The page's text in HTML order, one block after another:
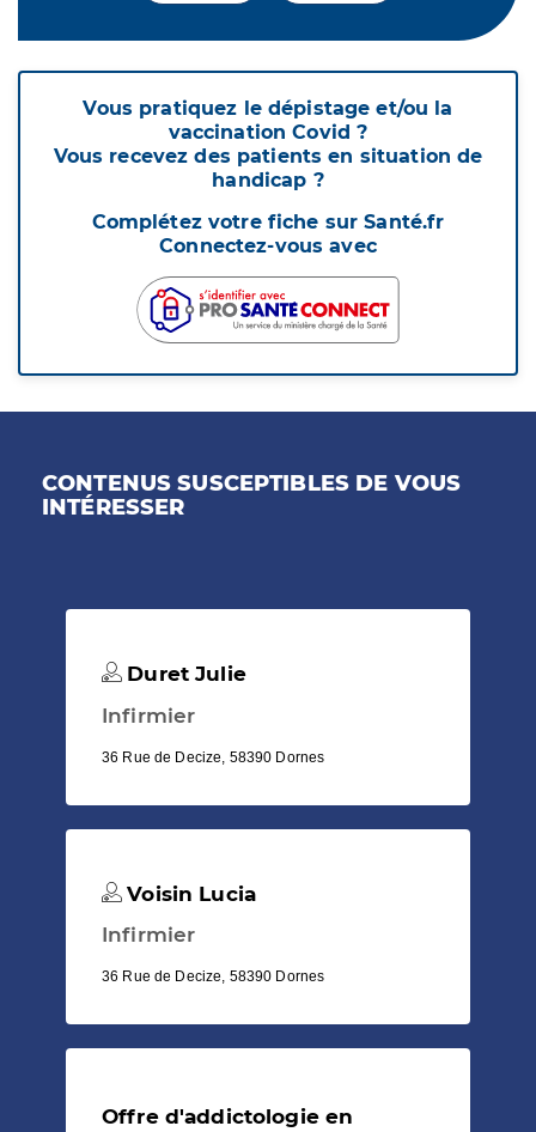
Vous pratiquez le dépistage et/ou la
vaccination Covid ?
Vous recevez des patients en situation de
handicap ?
Complétez votre fiche sur Santé.fr
Connectez-vous avec
CONTENUS SUSCEPTIBLES DE VOUS
INTÉRESSER
Duret Julie
Infirmier
36 Rue de Decize, 58390 Dornes
Voisin Lucia
Infirmier
36 Rue de Decize, 58390 Dornes
Offre d'addictologie en